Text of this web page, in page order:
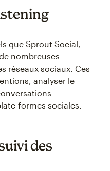
que Sprout Social,
nombreuses
réseaux sociaux. Ces
analyser le
formes sociales.
des